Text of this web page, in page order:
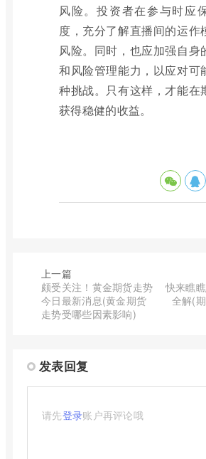
风险。投资者在参与时应
度，充分了解直播间的运作
风险。同时，也应加强自身
和风险管理能力，以应对可
种挑战。只有这样，才能在
获得稳健的收益。
上一篇
颇受关注！黄金期货走势
今日最新消息(黄金期货
走势受哪些因素影响)
快来瞧
全解(
发表回复
请先登录账户再评论哦